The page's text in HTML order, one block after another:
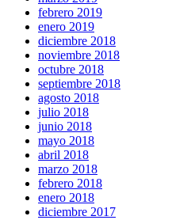
febrero 2019
enero 2019
diciembre 2018
noviembre 2018
octubre 2018
septiembre 2018
agosto 2018
julio 2018
junio 2018
mayo 2018
abril 2018
marzo 2018
febrero 2018
enero 2018
diciembre 2017